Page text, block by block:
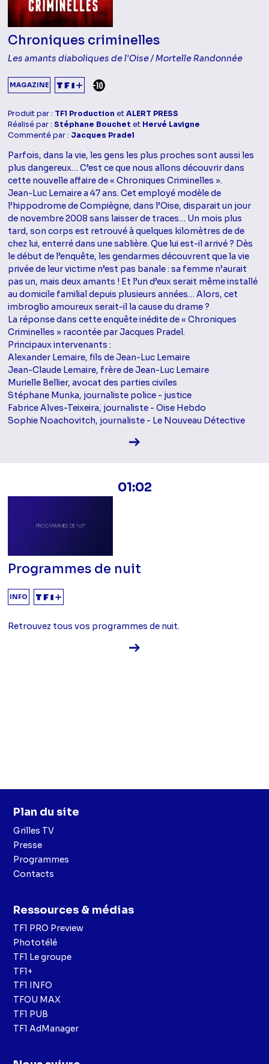
Chroniques criminelles
Les amants diaboliques de l'Oise / Mortelle Randonnée
MAGAZINE
Produit par : TF1 Production etALERT PRESS
Réalisé par :Stéphane Bouchet et Hervé Lavigne
Commenté par : Jacques Pradel
Parfois, dans la vie, les gens les plus proches sont aussi les
plus dangereux… C’est ce que nous allons découvrir dans
cette nouvelle affaire de « Chroniques Criminelles ».
Jean-Luc Lemaire a 47 ans. Cet employé modèle de
l’hippodrome de Compiègne, dans l’Oise, disparait un jour
de novembre 2008 sans laisser de traces… Un mois plus
tard, son corps est retrouvé à quelques kilomètres de de
chez lui, enterré dans une sablière. Que lui est-il arrivé ? Dès
le début de l’enquête, les gendarmes découvrent que la vie
privée de leur victime n’est pas banale : sa femme n’aurait
pas un, mais deux amants ! Et l’un d’eux serait même installé
au domicile familial depuis plusieurs années… Alors, cet
imbroglio amoureux serait-il la cause du drame ?
La réponse dans cette enquête inédite de « Chroniques
Criminelles » racontée par Jacques Pradel.
Principaux intervenants :
Alexander Lemaire, fils de Jean-Luc Lemaire
Jean-Claude Lemaire, frère de Jean-Luc Lemaire
Murielle Bellier, avocat des parties civiles
Stéphane Munka, journaliste police - justice
Fabrice Alves-Teixeira, journaliste - Oise Hebdo
Sophie Noachovitch, journaliste - Le Nouveau Détective
Voir la fiche diffusion
01:02
Programmes de nuit
INFO
Retrouvez tous vos programmes de nuit.
Voir la fiche diffusion
Plan du site
Grilles TV
Presse
Programmes
Contacts
Ressources & médias
TF1 PRO Preview
Phototélé
TF1 Le groupe
TF1+
TF1 INFO
TFOU MAX
TF1 PUB
TF1 AdManager